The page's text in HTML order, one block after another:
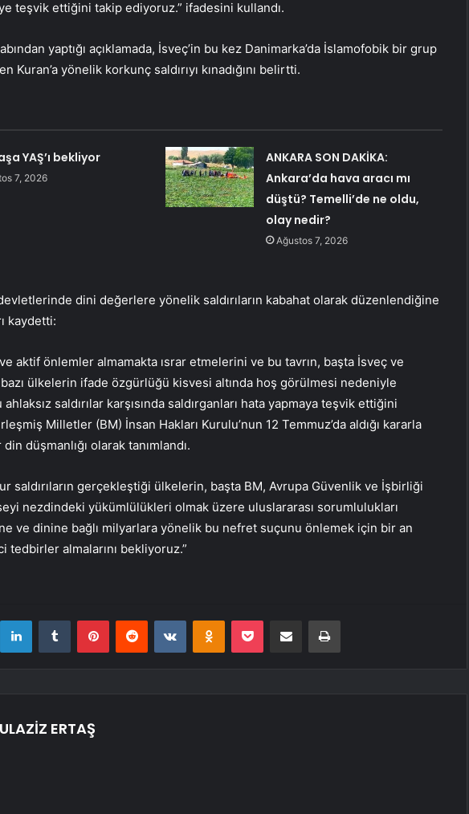
teşvik ettiğini takip ediyoruz.” ifadesini kullandı.
yaptığı açıklamada, İsveç’in bu kez Danimarka’da İslamofobik bir grup
Kuran’a yönelik korkunç saldırıyı kınadığını belirtti.
YAŞ’ı bekliyor
7, 2026
ANKARA SON DAKİKA:
Ankara’da hava aracı mı
düştü? Temelli’de ne oldu,
olay nedir?
Ağustos 7, 2026
dini değerlere yönelik saldırıların kabahat olarak düzenlendiğine
kaydetti:
aktif önlemler almamakta ısrar etmelerini ve bu tavrın, başta İsveç ve
ülkelerin ifade özgürlüğü kisvesi altında hoş görülmesi nedeniyle
saldırılar karşısında saldırganları hata yapmaya teşvik ettiğini
Milletler (BM) İnsan Hakları Kurulu’nun 12 Temmuz’da aldığı kararla
düşmanlığı olarak tanımlandı.
saldırıların gerçekleştiği ülkelerin, başta BM, Avrupa Güvenlik ve İşbirliği
nezdindeki yükümlülükleri olmak üzere uluslararası sorumlulukları
ve dinine bağlı milyarlara yönelik bu nefret suçunu önlemek için bir an
tedbirler almalarını bekliyoruz.”
LinkedInTumblr PinterestReddit VKontakteOdnoklassniki
Pocket E-Posta ile paylaş Yazdır
ERTAŞ